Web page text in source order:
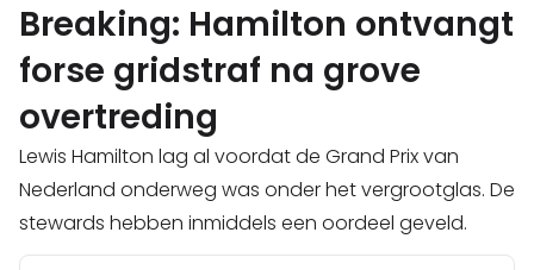
Breaking: Hamilton ontvangt
forse gridstraf na grove
overtreding
Lewis Hamilton lag al voordat de Grand Prix van
Nederland onderweg was onder het vergrootglas. De
stewards hebben inmiddels een oordeel geveld.